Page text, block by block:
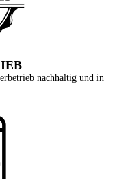
nachhaltig und in